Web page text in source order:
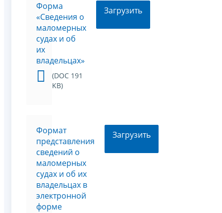
Форма
«Сведения о
маломерных
судах и об
их
владельцах»
(DOC 191
KB)
Загрузить
Формат
представления
сведений о
маломерных
судах и об их
владельцах в
электронной
форме
Загрузить